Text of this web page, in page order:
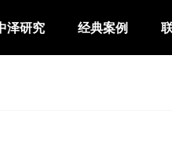
泽研究 经典案例